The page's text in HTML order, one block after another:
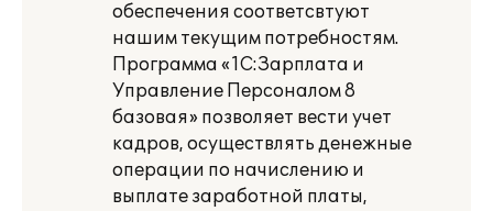
обеспечения соответсвтуют
нашим текущим потребностям.
Программа «1С:Зарплата и
Управление Персоналом 8
базовая» позволяет вести учет
кадров, осуществлять денежные
операции по начислению и
выплате заработной платы,